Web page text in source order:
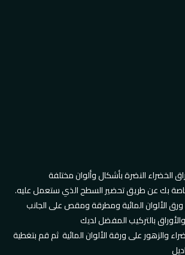
بك عن طريق تحضير السطح الذي ستعمل عليه.
الألوان المائية ومطرقة ومقص على الجانب
والزهور على ورقة الألوان المائية ثم قم بتغطية